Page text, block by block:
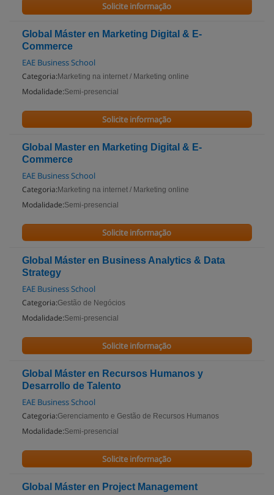
Solicite informação
Global Máster en Marketing Digital & E-
Commerce
EAE Business School
Categoria: Marketing na internet / Marketing online
Modalidade:Semi-presencial
Solicite informação
Global Master en Marketing Digital & E-
Commerce
EAE Business School
Categoria: Marketing na internet / Marketing online
Modalidade:Semi-presencial
Solicite informação
Global Máster en Business Analytics & Data
Strategy
EAE Business School
Categoria:Gestão de Negócios
Modalidade:Semi-presencial
Solicite informação
Global Máster en Recursos Humanos y
Desarrollo de Talento
EAE Business School
Categoria:Gerenciamento e Gestão de Recursos Humanos
Modalidade:Semi-presencial
Solicite informação
Global Máster en Project Management